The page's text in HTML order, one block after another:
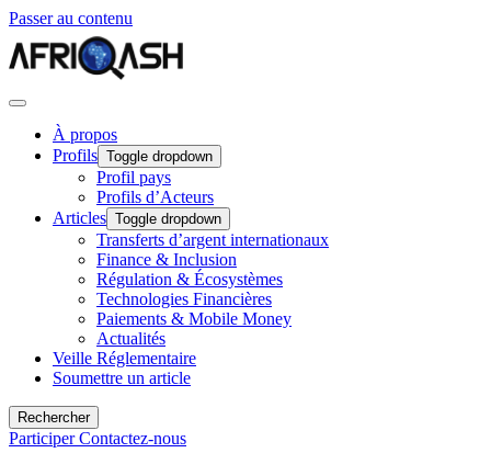
Passer au contenu
À propos
Profils Toggle dropdown
Profil pays
Profils d’Acteurs
Articles Toggle dropdown
Transferts d’argent internationaux
Finance & Inclusion
Régulation & Écosystèmes
Technologies Financières
Paiements & Mobile Money
Actualités
Veille Réglementaire
Soumettre un article
Rechercher
ParticiperContactez-nous